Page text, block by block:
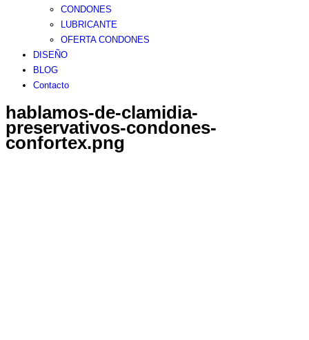
CONDONES
LUBRICANTE
OFERTA CONDONES
DISEÑO
BLOG
Contacto
hablamos-de-clamidia-
preservativos-condones-
confortex.png